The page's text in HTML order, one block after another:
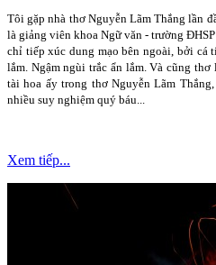
Tôi gặp nhà thơ Nguyễn Lãm Thắng lần
là giảng viên khoa Ngữ văn - trường
chỉ tiếp xúc dung mạo bên ngoài, bởi cá
lắm. Ngậm ngùi trắc ẩn lắm. Và cũng
tài hoa ấy trong thơ Nguyễn Lãm
nhiều suy nghiệm quý báu...
Xem tiếp...